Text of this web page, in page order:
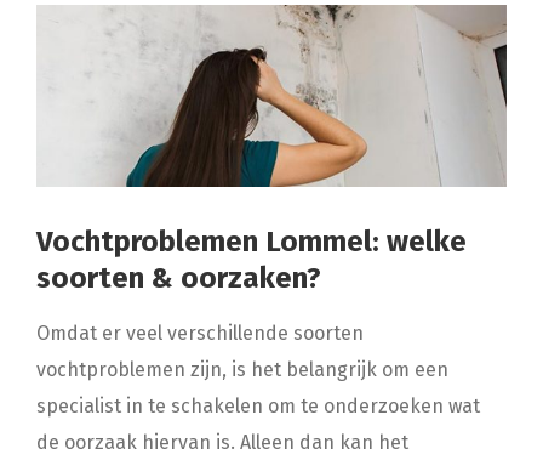
Vochtproblemen Lommel: welke
soorten & oorzaken?
Omdat er veel verschillende soorten
vochtproblemen zijn, is het belangrijk om een
specialist in te schakelen om te onderzoeken wat
de oorzaak hiervan is. Alleen dan kan het